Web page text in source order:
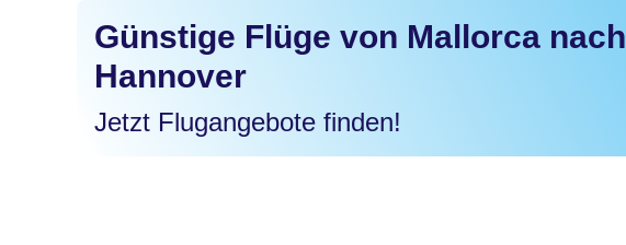
Günstige Flüge von Mallorca nach
Hannover
Jetzt Flugangebote finden!